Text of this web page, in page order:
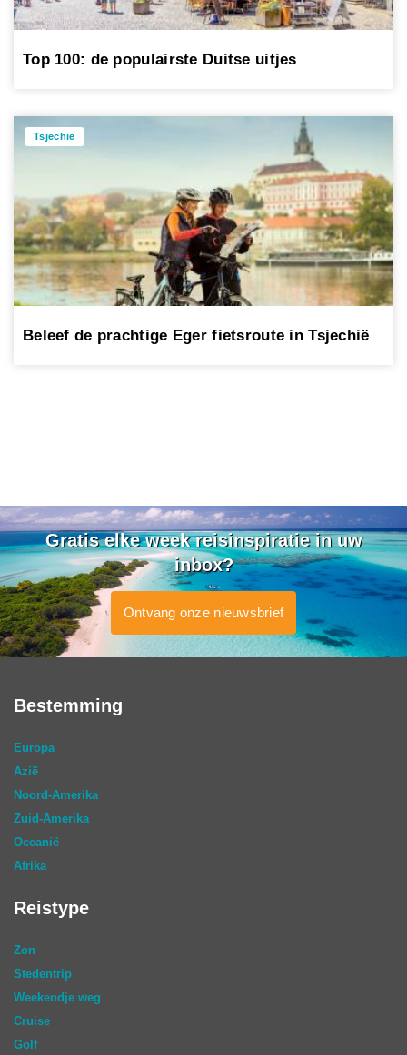
Top 100: de populairste Duitse uitjes
Tsjechië
Beleef de prachtige Eger fietsroute in Tsjechië
Gratis elke week reisinspiratie in uw
inbox?
Ontvang onze nieuwsbrief
Bestemming
Europa
Azië
Noord-Amerika
Zuid-Amerika
Oceanië
Afrika
Reistype
Zon
Stedentrip
Weekendje weg
Cruise
Golf